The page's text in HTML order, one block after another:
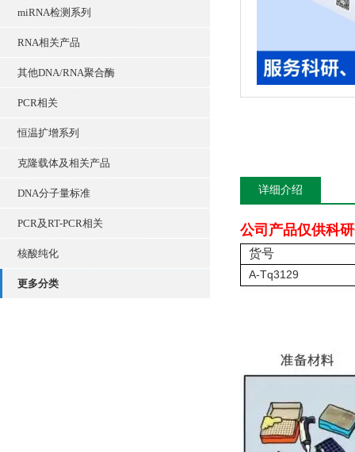
miRNA检测系列
RNA相关产品
其他DNA/RNA聚合酶
PCR相关
恒温扩增系列
克隆载体及相关产品
DNA分子量标准
PCR及RT-PCR相关
核酸纯化
更多分类
详细介绍
公司产品仅供科
货号
A-Tq3129